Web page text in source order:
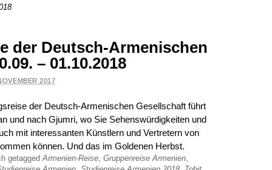
der Deutsch-Armenischen
– 01.10.2018
2017
der Deutsch-Armenischen Gesellschaft führt
und nach Gjumri, wo Sie Sehenswürdigkeiten und
mit interessanten Künstlern und Vertretern von
können. Und das im Goldenen Herbst.
getaggedArmenien-Reise, Gruppenreise Armenien,